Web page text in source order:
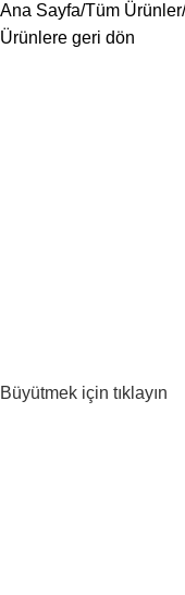
Ana Sayfa Tüm Ürünler
Ürünlere geri dön
Büyütmek için tıklayın